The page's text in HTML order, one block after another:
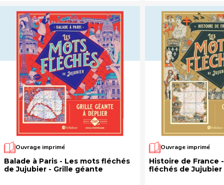
Ouvrage imprimé
Balade à Paris - Les mots fléchés
de Jujubier - Grille géante
Ouvrage imprimé
Histoire de France
fléchés de